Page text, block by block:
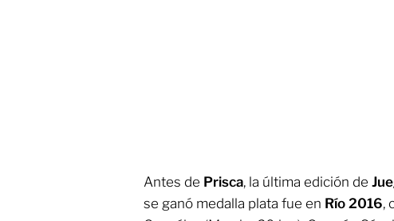
Antes de Prisca, la última edición de
se ganó medalla plata fue en Río 2016,